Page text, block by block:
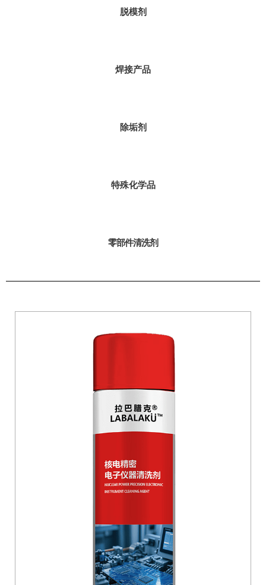
脱模剂
焊接产品
除垢剂
特殊化学品
零部件清洗剂